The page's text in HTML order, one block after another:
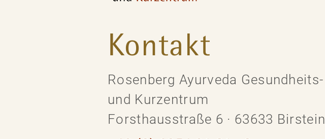
Kontakt
Rosenberg Ayurveda Gesundheits-
und Kurzentrum
Forsthausstraße 6 · 63633 Birstein